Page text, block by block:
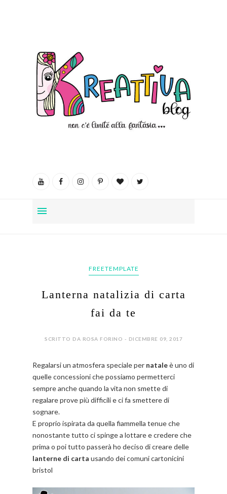
FREETEMPLATE
Lanterna natalizia di carta
fai da te
SCRITTO DA ROSA FORINO - DICEMBRE 09, 2017
Regalarsi un atmosfera speciale per nataleè uno di
quelle concessioni che possiamo permetterci
sempre anche quando la vita non smette di
regalare prove più difficili e ci fa smettere di
sognare.
E proprio ispirata da quella fiammella tenue che
nonostante tutto ci spinge a lottare e credere che
prima o poi tutto passerà ho deciso di creare delle
lanterne di carta usando dei comuni cartonicini
bristol